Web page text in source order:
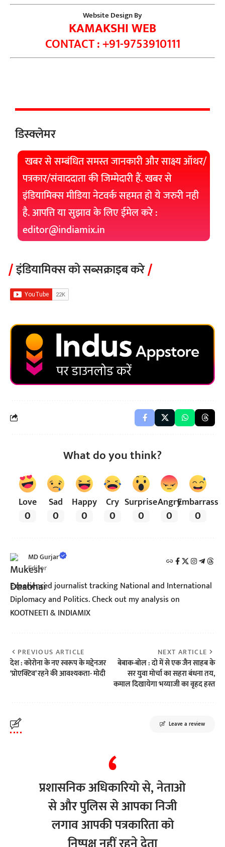
Website Design By
KAMAKSHI WEB
CONTACT : +91-9753910111
डिस्क्लेमर
खबर से सम्बंधित समस्त जानकारी और साक्ष्य ऑथर/
पत्रकार/संवाददाता की जिम्मेदारी हैं. खबर से
इंडियामिक्स मीडिया नेटवर्क सहमत हो ये जरुरी नही
है. आपत्ति या सुझाव के लिए ईमेल करे :
editor@indiamix.in
इंडियामिक्स को सब्सक्राइब करे
What do you think?
Love
0
Sad
0
Happy
0
Cry
0
Surprise
0
Angry
0
Embarrass
0
MD Gurjar
Editor
Experienced journalist tracking National and International
Diplomacy and Politics. Check out my analysis on
KOOTNEETI & INDIAMIX
PREVIOUS ARTICLE
देश : कोरोना के नए स्वरूप के मद्देनजर
‘प्रोएक्टिव’ रहने की आवश्यकता- मोदी
NEXT ARTICLE
बेबाक-बोल : दो में से एक जैन साहब के
सर युवा मोर्चा का सहरा बंधना तय,
कमाल दिखायेगा भय्याजी का वृहद हस्त
Leave a review
प्रशासनिक अधिकारियो से, नेताओ
से और पुलिस से आपका निजी
लगाव आपकी पत्रकारिता को